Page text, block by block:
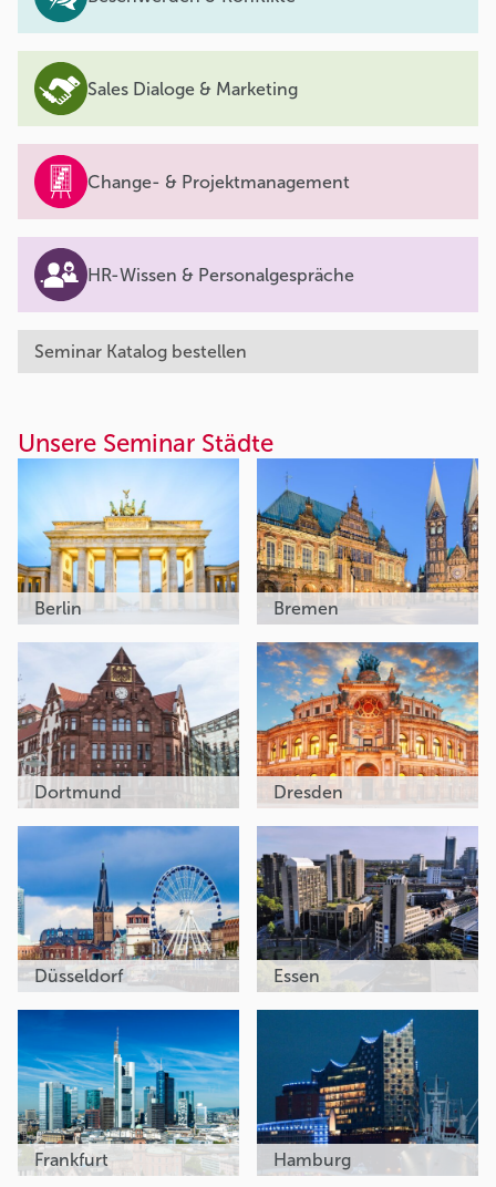
Sales Dialoge & Marketing
Change- & Projektmanagement
HR-Wissen & Personalgespräche
Seminar Katalog bestellen
Unsere Seminar Städte
Berlin Bremen
Dortmund Dresden
Düsseldorf Essen
Frankfurt Hamburg